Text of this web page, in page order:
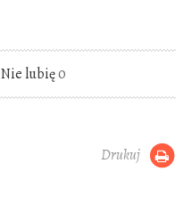
Nie lubię0
Drukuj